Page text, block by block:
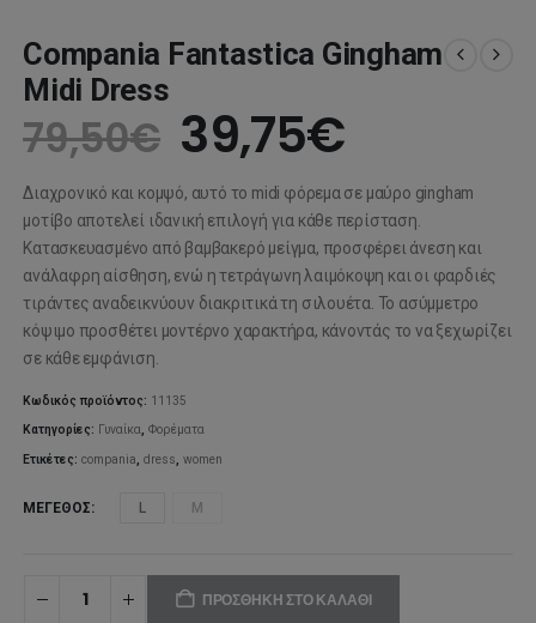
Compania Fantastica Gingham
Midi Dress
79,50€ Original
price
was:
79,50€.
39,75€Η
τιμή
είναι:
39,75€.
Διαχρονικό και κομψό, αυτό το midi φόρεμα σε μαύρο gingham
μοτίβο αποτελεί ιδανική επιλογή για κάθε περίσταση.
Κατασκευασμένο από βαμβακερό μείγμα, προσφέρει άνεση και
ανάλαφρη αίσθηση, ενώ η τετράγωνη λαιμόκοψη και οι φαρδιές
τιράντες αναδεικνύουν διακριτικά τη σιλουέτα. Το ασύμμετρο
κόψιμο προσθέτει μοντέρνο χαρακτήρα, κάνοντάς το να ξεχωρίζει
σε κάθε εμφάνιση.
Κωδικός προϊόντος: 11135
Κατηγορίες: Γυναίκα,Φορέματα
Ετικέτες:compania,dress,women
ΜΈΓΕΘΟΣ L M
ΠΡΟΣΘΉΚΗ ΣΤΟ ΚΑΛΆΘΙ